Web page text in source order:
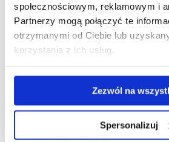
społecznościowym, reklamowym i
Partnerzy mogą połączyć te
otrzymanymi od Ciebie lub
korzystania z ich usług.
Zezwól na
Spersonalizuj